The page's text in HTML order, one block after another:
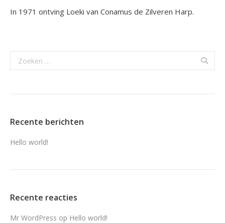
In 1971 ontving Loeki van Conamus de Zilveren Harp.
Search:
Recente berichten
Hello world!
Recente reacties
Mr WordPress op Hello world!